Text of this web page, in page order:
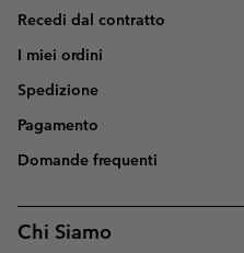
Recedi dal contratto
I miei ordini
Spedizione
Pagamento
Domande frequenti
Chi Siamo